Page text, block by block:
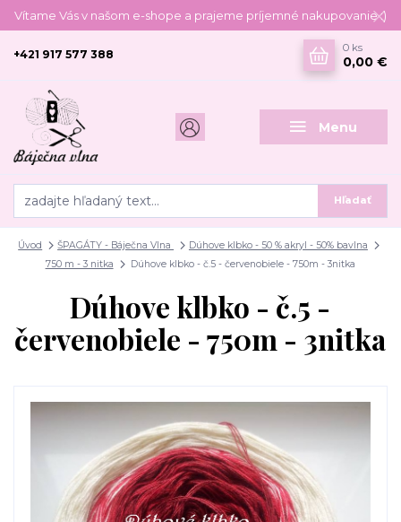
Vítame Vás v našom e-shope a prajeme príjemné nakupovanie :)
Menu
Hľadať
+421 917 577 388
0 ks
0,00 €
Úvod ŠPAGÁTY - Báječna Vlna
Dúhove klbko - 50 % akryl - 50% bavlna
750 m - 3 nitka
Dúhove klbko - č.5 - červenobiele - 750m - 3nitka
Dúhove klbko - č.5 -
červenobiele - 750m - 3nitka